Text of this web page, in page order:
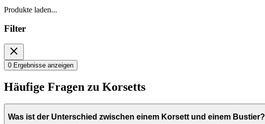
Produkte laden...
Filter
0 Ergebnisse anzeigen
Häufige Fragen zu Korsetts
Was ist der Unterschied zwischen einem Korsett und einem Bustier?